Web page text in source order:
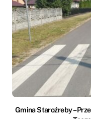
Gmina Staroźreby –